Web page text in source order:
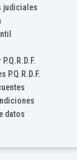
judiciales
P.Q.R.D.F.
datos